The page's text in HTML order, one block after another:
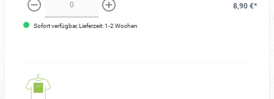
weniger mehr
8,90 €*
Sofort verfügbar, Lieferzeit: 1-2 Wochen